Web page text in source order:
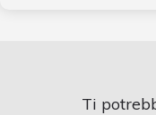
Ti